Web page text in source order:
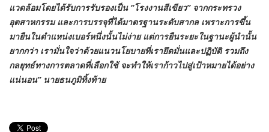
แวดล้อมโดยได้รับการรับรองเป็น “โรงงานสีเขียว” จากกระทรวง
อุตสาหกรรม และการบรรจุที่ได้มาตรฐานระดับสากล เพราะการขึ้น
มายืนในตำแหน่งเบอร์หนึ่งนั้นไม่ง่าย แต่การยืนระยะในฐานะผู้นำนั้น
ยากกว่า เรามั่นใจว่าด้วยแนวนโยบายที่เรายึดมั่นและปฏิบัติ รวมถึง
กลยุทธ์ทางการตลาดที่เลือกใช้ จะทำให้เราก้าวไปสู่เป้าหมายได้อย่าง
แน่นอน” นายธนภูมิทิ้งท้าย